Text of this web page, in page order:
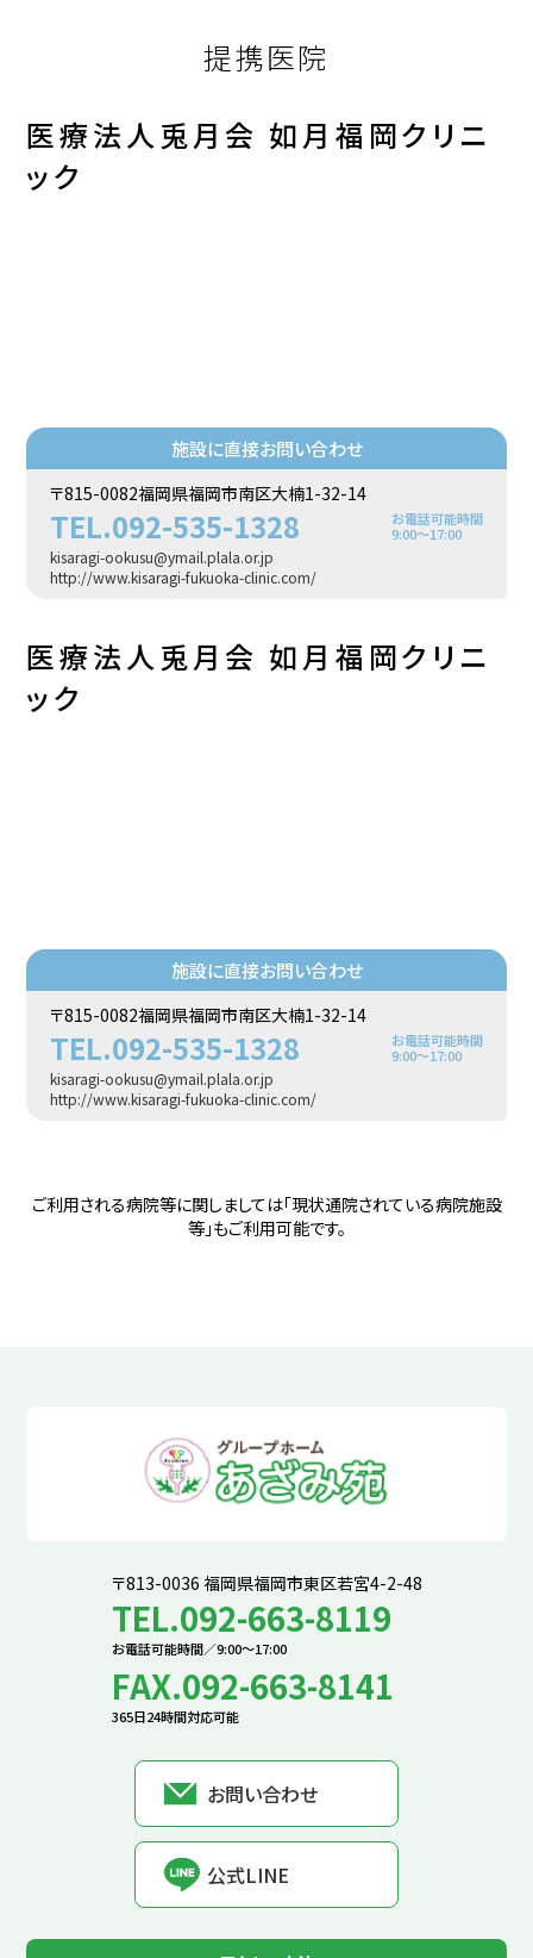
提携医院
医療法人兎月会 如月福岡クリニ
ック
施設に直接お問い合わせ
〒815-0082福岡県福岡市南区大楠1-32-14
TEL.092-535-1328
お電話可能時間
9:00〜17:00
kisaragi-ookusu@ymail.plala.or.jp
http://www.kisaragi-fukuoka-clinic.com/
医療法人兎月会 如月福岡クリニ
ック
施設に直接お問い合わせ
〒815-0082福岡県福岡市南区大楠1-32-14
TEL.092-535-1328
お電話可能時間
9:00〜17:00
kisaragi-ookusu@ymail.plala.or.jp
http://www.kisaragi-fukuoka-clinic.com/
ご利用される病院等に関しましては「現状通院されている病院施設
等」もご利用可能です。
〒813-0036 福岡県福岡市東区若宮4-2-48
TEL.092-663-8119
お電話可能時間／9:00〜17:00
FAX.092-663-8141
365日24時間対応可能
お問い合わせ
公式LINE